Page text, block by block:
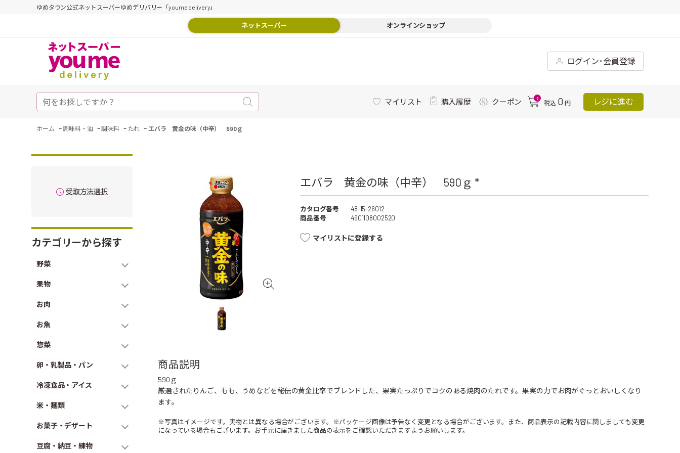
ゆめタウン公式ネットスーパーゆめデリバリー「youme delivery」
ネットスーパー オンラインショップ
ログイン･会員登録
マイリスト 購入履歴 クーポン 0
税込 0 円 レジに進む
ホーム -調味料・油 -調味料 - たれ - エバラ 黄金の味（中辛） 590ｇ
受取方法選択
カテゴリーから探す
野菜
果物
お肉
お魚
惣菜
卵・乳製品・パン
冷凍食品・アイス
米・麺類
お菓子・デザート
豆腐・納豆・練物
エバラ 黄金の味（中辛） 590ｇ *
カタログ番号
48-15-26012
商品番号
4901108002520
マイリストに登録する
商品説明
590ｇ
厳選されたりんご、もも、うめなどを秘伝の黄金比率でブレンドした、果実たっぷりでコクのある焼肉のたれです。果実の力でお肉がぐっとおいしくなり
ます。
※写真はイメージです。実物とは異なる場合がございます。※パッケージ画像は予告なく変更となる場合がございます。また、商品表示の記載内容に関しましても変更
になっている場合もございます。お手元に届きました商品の表示をご確認いただきますようお願いします。